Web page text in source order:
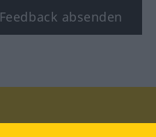
Feedback absenden